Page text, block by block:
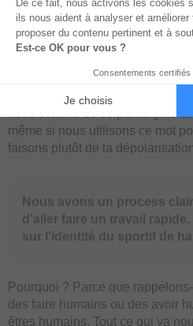
Tout cela va faire que le
d’outils à donner à l’athlète.
préparation mentale sont
directement sur l’identité.
Nous justement à l’Académie
nous sortons de ce paradigme
même si nous utilisons ce mot
faisons plutôt de la
Nous avons un process
d’aller faire un travail
sur l’identité du sportif de
Pourquoi ? Parce que
des faire humains ou des avoir
êtres humains. Tout ce qui va